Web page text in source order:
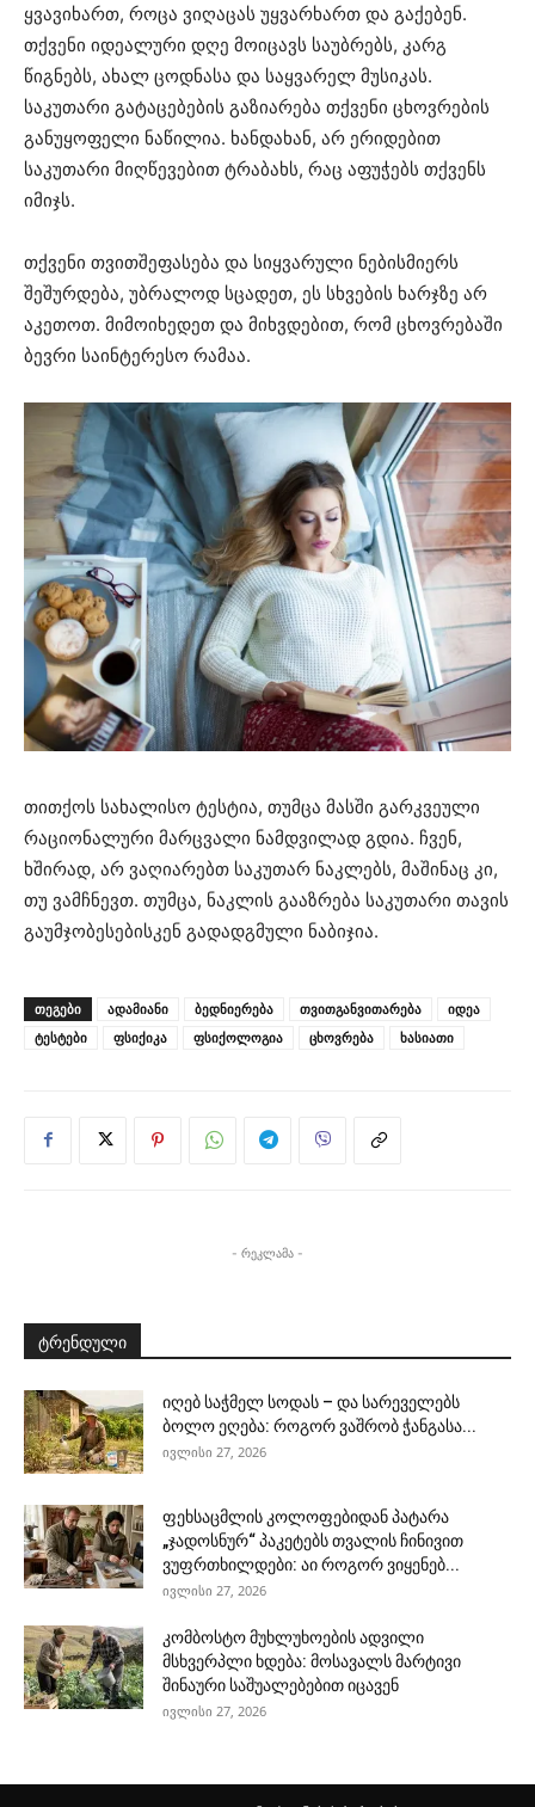
ყვავიხართ, როცა ვიღაცას უყვარხართ და გაქებენ.
თქვენი იდეალური დღე მოიცავს საუბრებს, კარგ
წიგნებს, ახალ ცოდნასა და საყვარელ მუსიკას.
საკუთარი გატაცებების გაზიარება თქვენი ცხოვრების
განუყოფელი ნაწილია. ხანდახან, არ ერიდებით
საკუთარი მიღწევებით ტრაბახს, რაც აფუჭებს თქვენს
იმიჯს.
თქვენი თვითშეფასება და სიყვარული ნებისმიერს
შეშურდება, უბრალოდ სცადეთ, ეს სხვების ხარჯზე არ
აკეთოთ. მიმოიხედეთ და მიხვდებით, რომ ცხოვრებაში
ბევრი საინტერესო რამაა.
თითქოს სახალისო ტესტია, თუმცა მასში გარკვეული
რაციონალური მარცვალი ნამდვილად გდია. ჩვენ,
ხშირად, არ ვაღიარებთ საკუთარ ნაკლებს, მაშინაც კი,
თუ ვამჩნევთ. თუმცა, ნაკლის გააზრება საკუთარი თავის
გაუმჯობესებისკენ გადადგმული ნაბიჯია.
ᲗᲔᲒᲔᲑᲘ ადამიანი ბედნიერება თვითგანვითარება
იდეა
ტესტები
ფსიქიკა ფსიქოლოგია ცხოვრება ხასიათი
- რეკლამა -
ტრენდული
იღებ საჭმელ სოდას – და სარეველებს
ბოლო ეღება: როგორ ვაშრობ ჭანგასა...
ივლისი 27, 2026
ფეხსაცმლის კოლოფებიდან პატარა
„ჯადოსნურ“ პაკეტებს თვალის ჩინივით
ვუფრთხილდები: აი როგორ ვიყენებ...
ივლისი 27, 2026
კომბოსტო მუხლუხოების ადვილი
მსხვერპლი ხდება: მოსავალს მარტივი
შინაური საშუალებებით იცავენ
ივლისი 27, 2026